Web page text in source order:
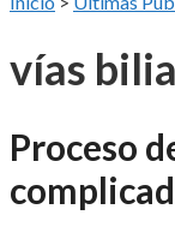
vías
Proceso